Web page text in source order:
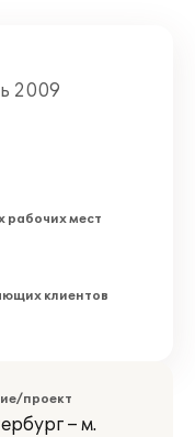
2009
рабочих мест
клиентов
проект
– м.